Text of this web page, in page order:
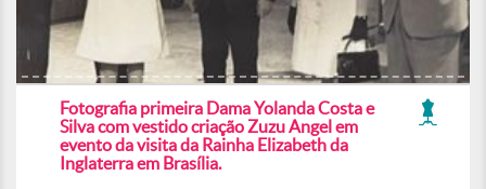
Fotografia primeira Dama Yolanda Costa e
Silva com vestido criação Zuzu Angel em
evento da visita da Rainha Elizabeth da
Inglaterra em Brasília.